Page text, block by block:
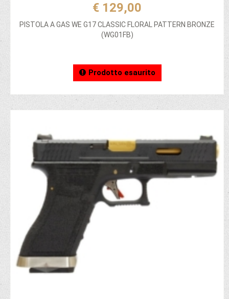
€ 129,00
PISTOLA A GAS WE G17 CLASSIC FLORAL PATTERN BRONZE
(WG01FB)
Prodotto esaurito